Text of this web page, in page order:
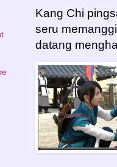
Kang Chi
seru
datang